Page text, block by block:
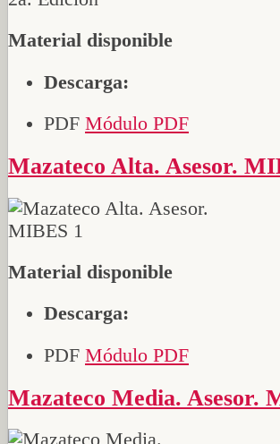
Material disponible
Descarga:
PDF Módulo PDF
Mazateco Alta. Asesor.
Material disponible
Descarga:
PDF Módulo PDF
Mazateco Media. Asesor.